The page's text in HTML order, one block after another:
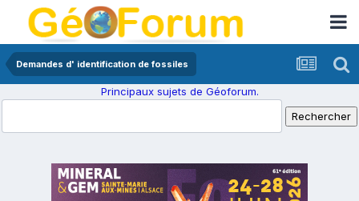
Demandes d' identification de fossiles
Principaux sujets de Géoforum.